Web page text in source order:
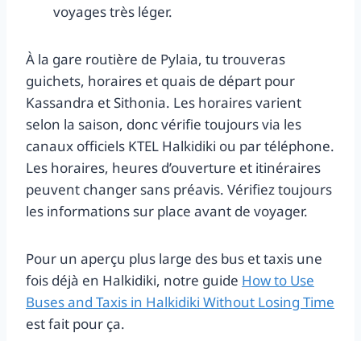
voyages très léger.
À la gare routière de Pylaia, tu trouveras
guichets, horaires et quais de départ pour
Kassandra et Sithonia. Les horaires varient
selon la saison, donc vérifie toujours via les
canaux officiels KTEL Halkidiki ou par téléphone.
Les horaires, heures d’ouverture et itinéraires
peuvent changer sans préavis. Vérifiez toujours
les informations sur place avant de voyager.
Pour un aperçu plus large des bus et taxis une
fois déjà en Halkidiki, notre guide How to Use
Buses and Taxis in Halkidiki Without Losing Time
est fait pour ça.